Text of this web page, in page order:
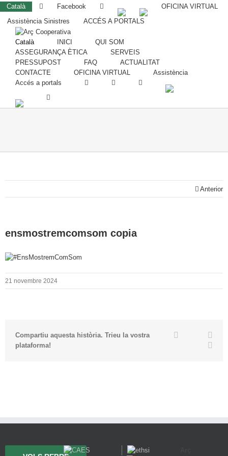
Català Facebook
OFICINA VIRTUAL
Assistència Sinistres
ACCÉS A PORTALS
Català INICI
QUI SOM
ASSEGURANÇA ÈTICA
SERVEIS
PRESSUPOST
FAQ
ACTUALITAT
CONTACTE
OFICINA VIRTUAL
Assistència
Accés a portals
Anterior
ensmostremcomsom copia
21 novembre 2024
Compartiu aquesta història. Trieu la vostra
plataforma!
Facebook
Twitter